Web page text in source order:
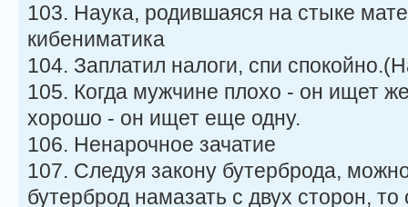
103. Наука, родившаяся на стыке
кибениматика
104. Заплатил налоги, спи
105. Когда мужчине плохо - он ищет
хорошо - он ищет еще одну.
106. Ненарочное зачатие
107. Следуя закону бутерброда,
бутерброд намазать с двух сторон, то